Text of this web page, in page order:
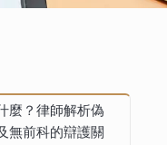
麼？律師解析偽
無前科的辯護關